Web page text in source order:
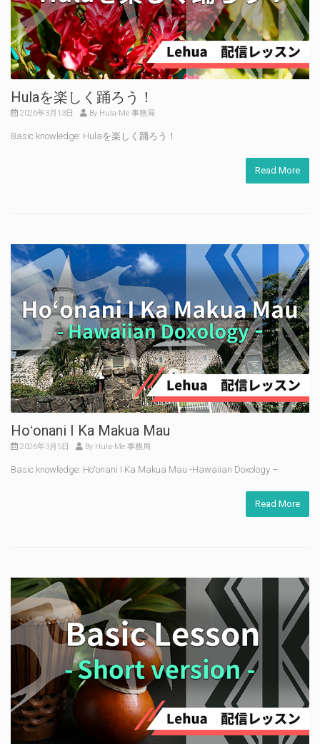
Hulaを楽しく踊ろう！
2026年3月13日 By Hula-Me 事務局
Basic knowledge: Hulaを楽しく踊ろう！
Read More
Hoʻonani I Ka Makua Mau
2026年3月5日 By Hula-Me 事務局
Basic knowledge: Hoʻonani I Ka Makua Mau -Hawaiian Doxology –
Read More